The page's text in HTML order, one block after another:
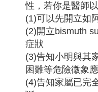
性，若你是醫師
(1)可以先開立如
(2)開立bismuth
症狀
(3)告知小明與其
困難等危險徵象
(4)告知家屬已完